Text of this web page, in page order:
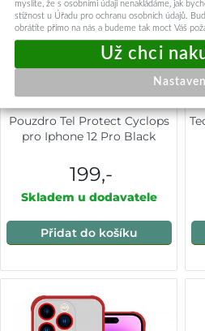
Pouzdro Tel Protect Cyclops
pro Iphone 12 Pro Black
199,-
Skladem u dodavatele
Přidat do košíku
myslíte, že s osobními údaji nenakládáme, jak
stížnost u Úřadu pro ochranu osobních údajů.
obrátíte přímo na nás a budeme tak moct Váš